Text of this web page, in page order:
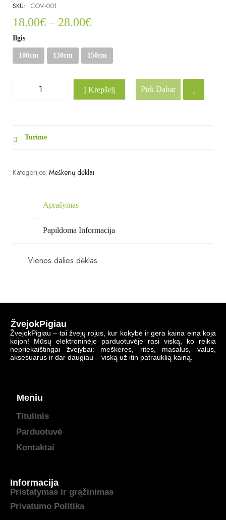
SKU: COV-001
18.00€– 28.00€
Ilgis
100cm 130cm 150cm
Į Krepšelį Pirk Dabar
Turime
Kategorijos: Meškerių dėklai
Aprašymas
Papildoma Informacija
Vienos dalies dėklas
ŽvejokPigiau
ŽvejokPigiau – tai žvejų rojus, kur kokybė ir gera kaina eina koja
kojon! Mūsų elektroninėje parduotuvėje rasi viską, ko reikia
nepriekaištingai žvejybai: meškeres, rites, masalus, valus,
aksesuarus ir dar daugiau – viską už itin patrauklią kainą.
Meniu
Titulinis
Parduotuvė
Kontaktai
Informacija
Pristatymas ir grąžinimas
Privatumo Politika